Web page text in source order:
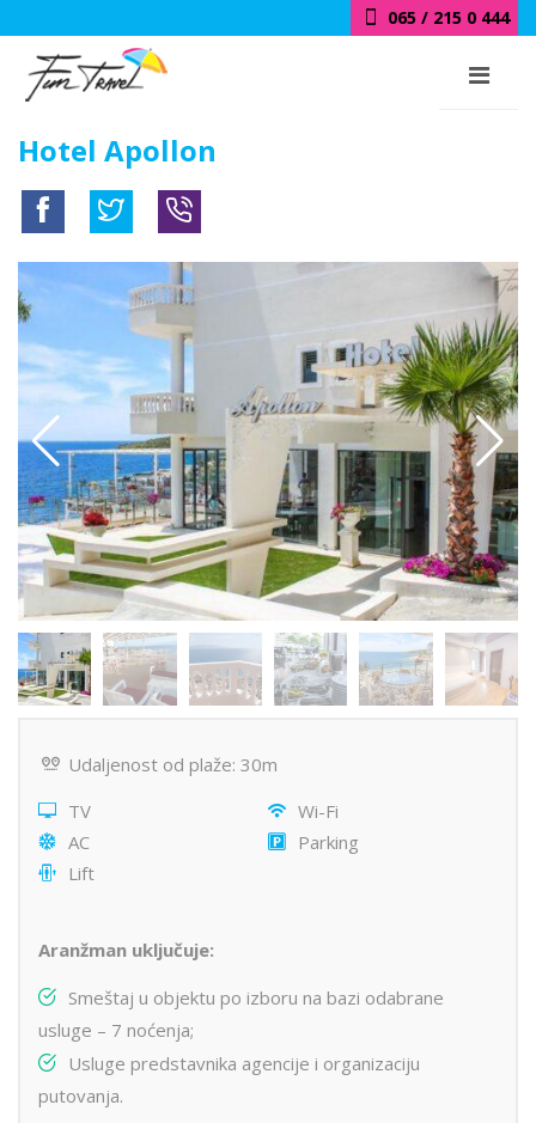
065 / 215 0 444
Hotel Apollon
Udaljenost od plaže: 30m
TV
Wi-Fi
AC
Parking
Lift
Aranžman uključuje:
Smeštaj u objektu po izboru na bazi odabrane
usluge – 7 noćenja;
Usluge predstavnika agencije i organizaciju
putovanja.